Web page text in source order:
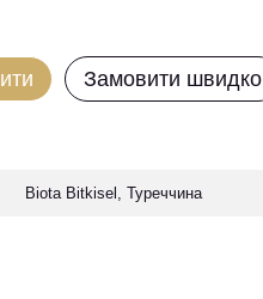
Замовити швидко
Biota Bitkisel, Туреччина